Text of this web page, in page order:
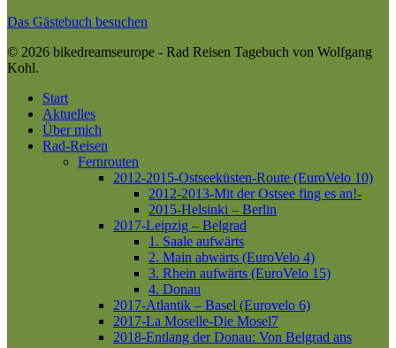
Das Gästebuch besuchen
© 2026 bikedreamseurope - Rad Reisen Tagebuch von Wolfgang
Kohl.
Close
Menu
Start
Aktuelles
Über mich
Rad-Reisen
Fernrouten
2012-2015-Ostseeküsten-Route (EuroVelo 10)
2012-2013-Mit der Ostsee fing es an!-
2015-Helsinki – Berlin
2017-Leipzig – Belgrad
1. Saale aufwärts
2. Main abwärts (EuroVelo 4)
3. Rhein aufwärts (EuroVelo 15)
4. Donau
2017-Atlantik – Basel (Eurovelo 6)
2017-La Moselle-Die Mosel7
2018-Entlang der Donau: Von Belgrad ans